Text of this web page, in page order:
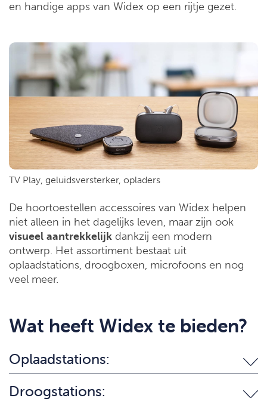
en handige apps van Widex op een rijtje gezet.
TV Play, geluidsversterker, opladers
De hoortoestellen accessoires van Widex helpen
niet alleen in het dagelijks leven, maar zijn ook
visueel aantrekkelijk dankzij een modern
ontwerp. Het assortiment bestaat uit
oplaadstations, droogboxen, microfoons en nog
veel meer.
Wat heeft Widex te bieden?
Oplaadstations:
Droogstations: